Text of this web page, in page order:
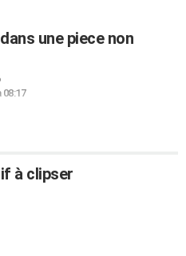
une piece non
08:17
à clipser